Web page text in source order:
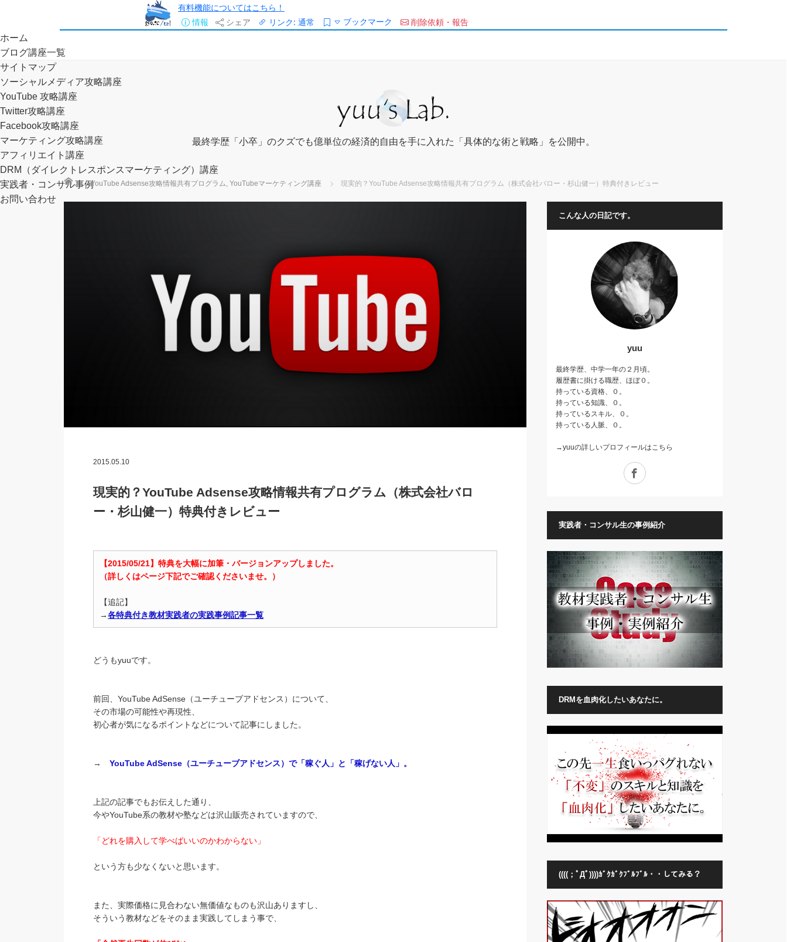
有料機能についてはこちら！
情報
シェア リンク: 通常 ブックマーク 削除依頼・報告